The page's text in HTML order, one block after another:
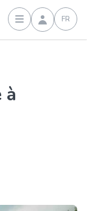
Connexion
FR